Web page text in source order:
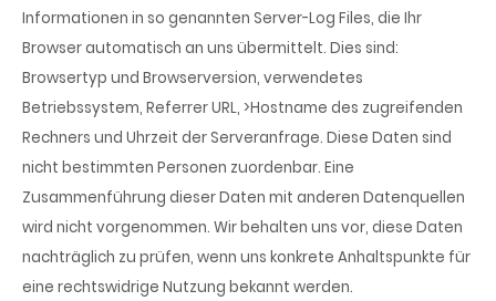
Informationen in so genannten Server-Log Files, die Ihr
Browser automatisch an uns übermittelt. Dies sind:
Browsertyp und Browserversion, verwendetes
Betriebssystem, Referrer URL, >Hostname des zugreifenden
Rechners und Uhrzeit der Serveranfrage. Diese Daten sind
nicht bestimmten Personen zuordenbar. Eine
Zusammenführung dieser Daten mit anderen Datenquellen
wird nicht vorgenommen. Wir behalten uns vor, diese Daten
nachträglich zu prüfen, wenn uns konkrete Anhaltspunkte für
eine rechtswidrige Nutzung bekannt werden.